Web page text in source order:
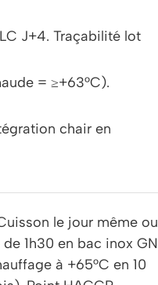
J+4. Traçabilité lot
= ≥+63°C).
chair en
le jour même ou
1h30 en bac inox GN
à +65°C en 10